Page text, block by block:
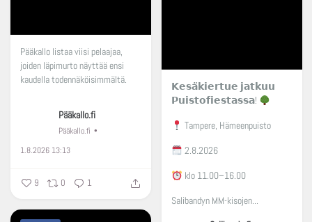
Pääkallo listaa viisi pelaajaa,
joiden läpimurto näyttää ensi
kaudella todennäköisimmältä.
Pääkallo.fi
Pääkallo.fi
1.8.2026 13:13
9 0 1
𝗞𝗲𝘀𝗮̈𝗸𝗶𝗲𝗿𝘁𝘂𝗲 𝗷𝗮𝘁𝗸𝘂𝘂
𝗣𝘂𝗶𝘀𝘁𝗼𝗳𝗶𝗲𝘀𝘁𝗮𝘀𝘀𝗮!
Tampere, Hämeenpuisto
2.8.2026
klo 11.00–16.00
Salibandyn MM-kisojen...